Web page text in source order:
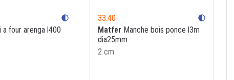
contrast
a four arenga l400
33.40 contrast
Matfer Manche bois ponce l3m
dia25mm
2 cm